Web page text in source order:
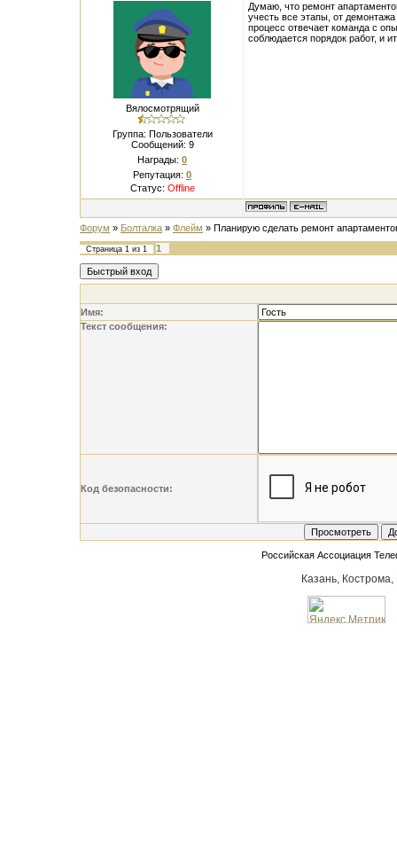
Вялосмотрящий
Группа: Пользователи
Сообщений: 9
Награды: 0
Репутация: 0
Статус: Offline
Думаю, что ремонт
учесть все этапы, от демонтажа
процесс отвечает команда с
соблюдается порядок работ, и
Форум » Болталка » Флейм » Планирую сделать ремонт
Страница 1 из 1 1
Имя:
Текст сообщения:
Код безопасности:
Российская Ассоциация
Казань,